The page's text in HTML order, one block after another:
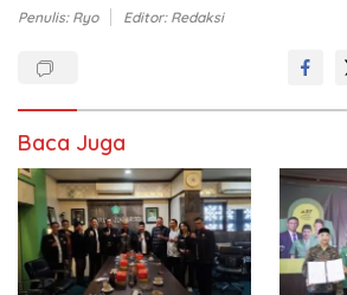
Penulis: Ryo Editor: Redaksi
Baca Juga